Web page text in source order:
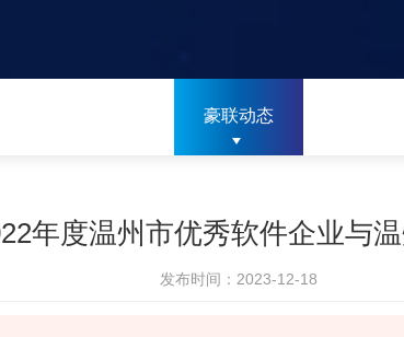
豪联动态
年度温州市优秀软件企业与
发布时间：2023-12-18